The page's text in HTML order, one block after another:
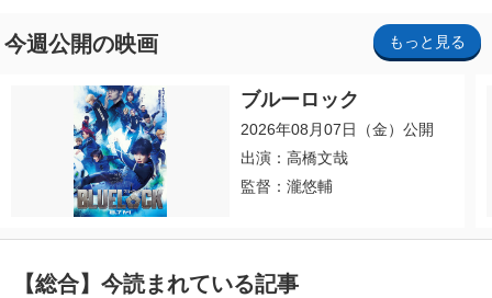
今週公開の映画 もっと見る
ブルーロック
2026年08月07日（金）公開
出演：高橋文哉
監督：瀧悠輔
【総合】今読まれている記事